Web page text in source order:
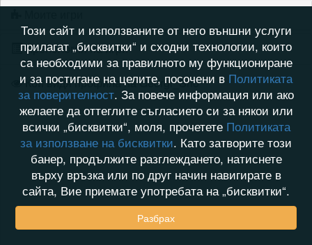
Хронология на игри
Кой видя профила на Georgi_Sho
Този сайт и използваните от него външни услуги
прилагат „бисквитки“ и сходни технологии, които
са необходими за правилното му функциониране
и за постигане на целите, посочени в Политиката
за поверителност. За повече информация или ако
желаете да оттеглите съгласието си за някои или
всички „бисквитки“, моля, прочетете Политиката
за използване на бисквитки. Като затворите този
банер, продължите разглеждането, натиснете
върху връзка или по друг начин навигирате в
сайта, Вие приемате употребата на „бисквитки“.
Разбрах